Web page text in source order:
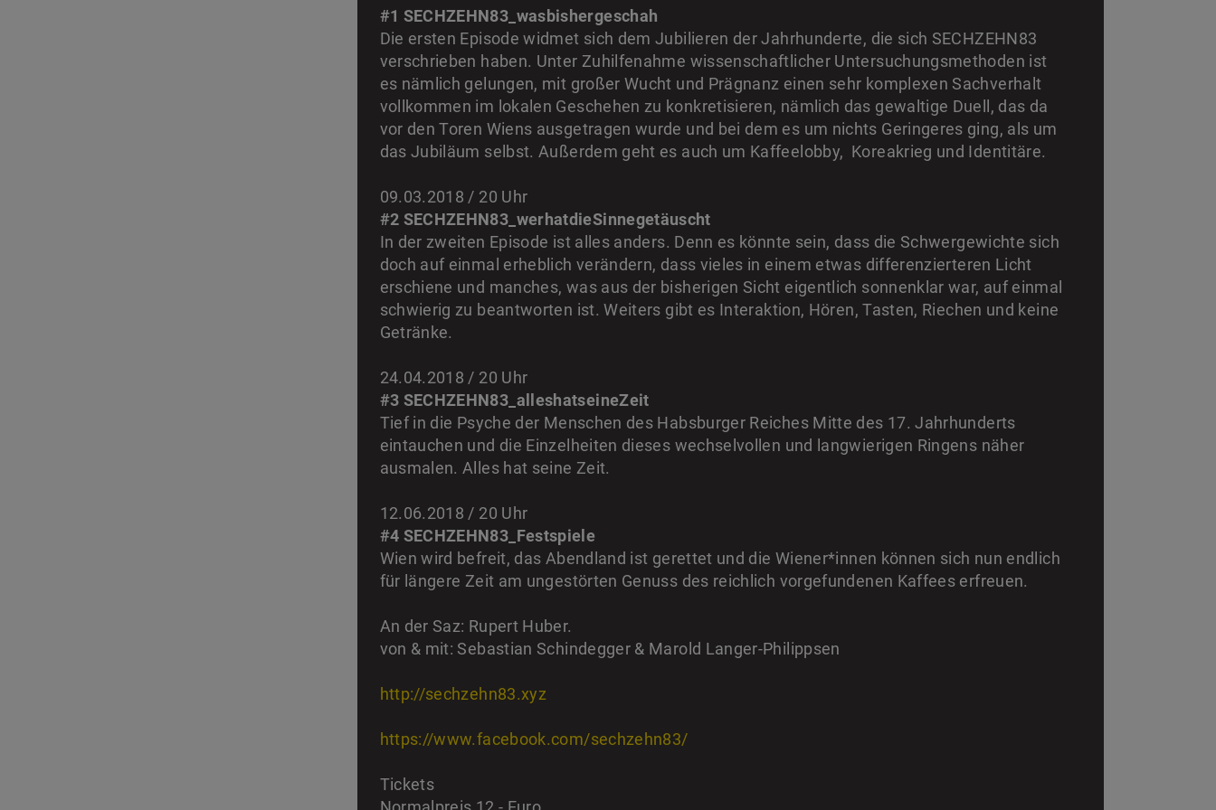
#1 SECHZEHN83_wasbishergeschah
Die ersten Episode widmet sich dem Jubilieren der Jahrhunderte, die sich SECHZEHN83
verschrieben haben. Unter Zuhilfenahme wissenschaftlicher Untersuchungsmethoden ist
es nämlich gelungen, mit großer Wucht und Prägnanz einen sehr komplexen Sachverhalt
vollkommen im lokalen Geschehen zu konkretisieren, nämlich das gewaltige Duell, das da
vor den Toren Wiens ausgetragen wurde und bei dem es um nichts Geringeres ging, als um
das Jubiläum selbst. Außerdem geht es auch um Kaffeelobby, Koreakrieg und Identitäre.
09.03.2018 / 20 Uhr
#2 SECHZEHN83_werhatdieSinnegetäuscht
In der zweiten Episode ist alles anders. Denn es könnte sein, dass die Schwergewichte sich
doch auf einmal erheblich verändern, dass vieles in einem etwas differenzierteren Licht
erschiene und manches, was aus der bisherigen Sicht eigentlich sonnenklar war, auf einmal
schwierig zu beantworten ist. Weiters gibt es Interaktion, Hören, Tasten, Riechen und keine
Getränke.
24.04.2018 / 20 Uhr
#3 SECHZEHN83_alleshatseineZeit
Tief in die Psyche der Menschen des Habsburger Reiches Mitte des 17. Jahrhunderts
eintauchen und die Einzelheiten dieses wechselvollen und langwierigen Ringens näher
ausmalen. Alles hat seine Zeit.
12.06.2018 / 20 Uhr
#4 SECHZEHN83_Festspiele
Wien wird befreit, das Abendland ist gerettet und die Wiener*innen können sich nun endlich
für längere Zeit am ungestörten Genuss des reichlich vorgefundenen Kaffees erfreuen.
An der Saz: Rupert Huber.
von & mit: Sebastian Schindegger & Marold Langer-Philippsen
http://sechzehn83.xyz
https://www.facebook.com/sechzehn83/
Tickets